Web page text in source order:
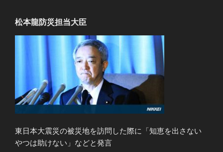
松本龍防災担当大臣
東日本大震災の被災地を訪問した際に「知恵を出さない
やつは助けない」などと発言